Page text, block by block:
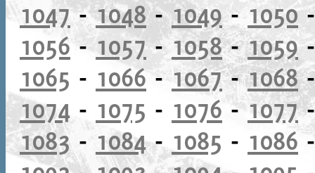
1047-1048-1049 -1050
1056-1057- 1058-1059
1065 - 1066-1067-1068
1074 - 1075 - 1076 -1077
1083 - 1084- 1085 - 1086